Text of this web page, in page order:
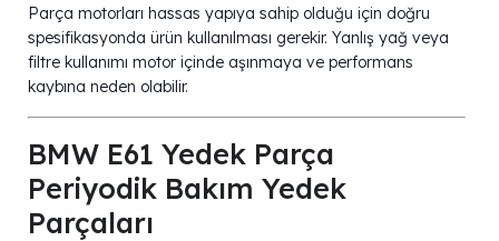
Parça motorları hassas yapıya sahip olduğu için doğru
spesifikasyonda ürün kullanılması gerekir. Yanlış yağ veya
filtre kullanımı motor içinde aşınmaya ve performans
kaybına neden olabilir.
BMW E61 Yedek Parça
Periyodik Bakım Yedek
Parçaları